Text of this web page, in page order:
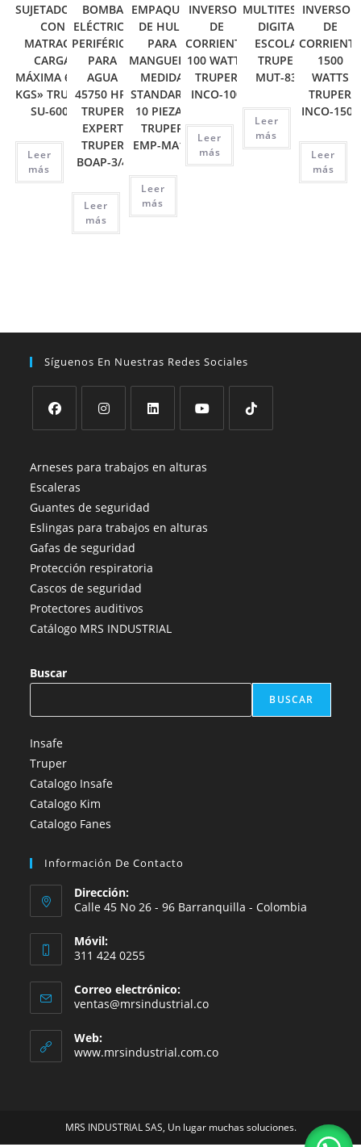
SUJETADORES
CON
MATRACA,
CARGA
MÁXIMA 6000
KGS» TRUPER
SU-6000
Leer
más
BOMBA
ELÉCTRICA
PERIFÉRICA
PARA
AGUA
45750 HP,
TRUPER
EXPERT
TRUPER
BOAP-3/4
Leer
más
EMPAQUES
DE HULE
PARA
MANGUERA,
MEDIDA
STANDARD,
10 PIEZAS
TRUPER
EMP-MA10
Leer
más
INVERSOR
DE
CORRIENTE
100 WATTS
TRUPER
INCO-100
Leer
más
MULTITESTER
DIGITAL
ESCOLAR
TRUPER
MUT-830
Leer
más
INVERSOR
DE
CORRIENTE
1500
WATTS
TRUPER
INCO-1500
Leer
más
Síguenos En Nuestras Redes Sociales
abre
en
una
nueva
pestaña
abre
una
nueva
pestaña
abre
una
nueva
pestaña
abre
nueva
Arneses para trabajos en alturas
Escaleras
Guantes de seguridad
Eslingas para trabajos en alturas
Gafas de seguridad
Protección respiratoria
Cascos de seguridad
Protectores auditivos
Catálogo MRS INDUSTRIAL
Buscar
BUSCAR
Insafe
Truper
Catalogo Insafe
Catalogo Kim
Catalogo Fanes
Información De Contacto
Dirección:
Calle 45 No 26 - 96 Barranquilla - Colombia
Móvil:
311 424 0255
Correo electrónico:
ventas@mrsindustrial.coSe
tu
aplicación
Web:
www.mrsindustrial.com.co
MRS INDUSTRIAL SAS, Un lugar muchas soluciones.